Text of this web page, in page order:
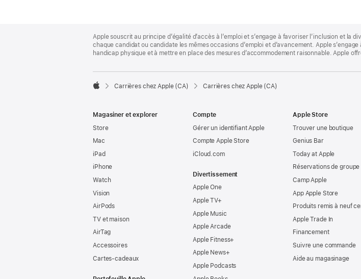
Footer
Apple souscrit au principe d’égalité d’accès à l’emploi et s’engage à favoriser l’inclusion et
chaque candidat ou candidate les mêmes occasions d’emploi et d’avancement. Apple
handicap physique et à mettre en place des mesures d’accommodement raisonnable. Apple

Carrières chez Apple (CA) Carrières chez Apple (CA)
Magasiner et explorer
Store
Mac
iPad
iPhone
Watch
Vision
AirPods
TV et maison
AirTag
Accessoires
Cartes-cadeaux
Compte
Gérer un identifiant Apple
Compte Apple Store
iCloud.com
Divertissement
Apple One
Apple TV+
Apple Music
Apple Arcade
Apple Fitness+
Apple News+
Apple Podcasts
Apple Store
Trouver une boutique
Genius Bar
Today at Apple
Réservations de groupe
Camp Apple
App Apple Store
Produits remis à neuf
Apple Trade In
Financement
Suivre une commande
Aide au magasinage